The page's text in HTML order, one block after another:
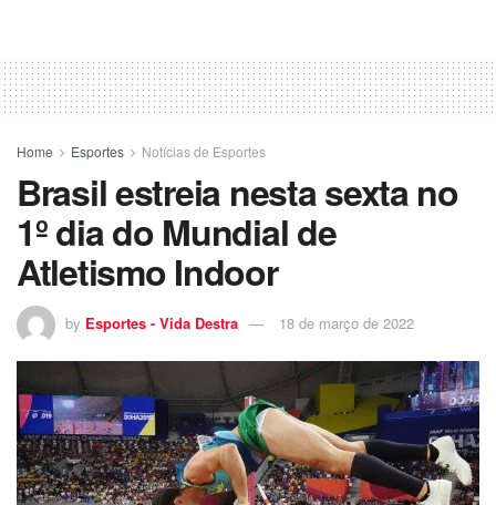
Home Esportes Notícias de Esportes
Brasil estreia nesta sexta no
1º dia do Mundial de
Atletismo Indoor
by Esportes - Vida Destra 18 de março de 2022